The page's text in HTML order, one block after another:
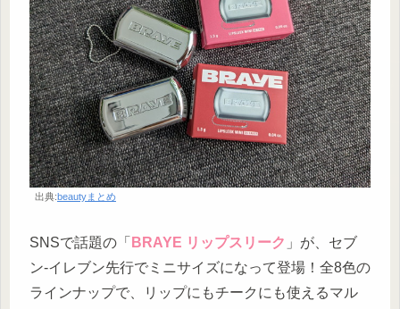
出典:beautyまとめ
SNSで話題の「 BRAYE リップスリーク 」が、セブ
ン‐イレブン先行でミニサイズになって登場！全8色の
ラインナップで、リップにもチークにも使えるマル